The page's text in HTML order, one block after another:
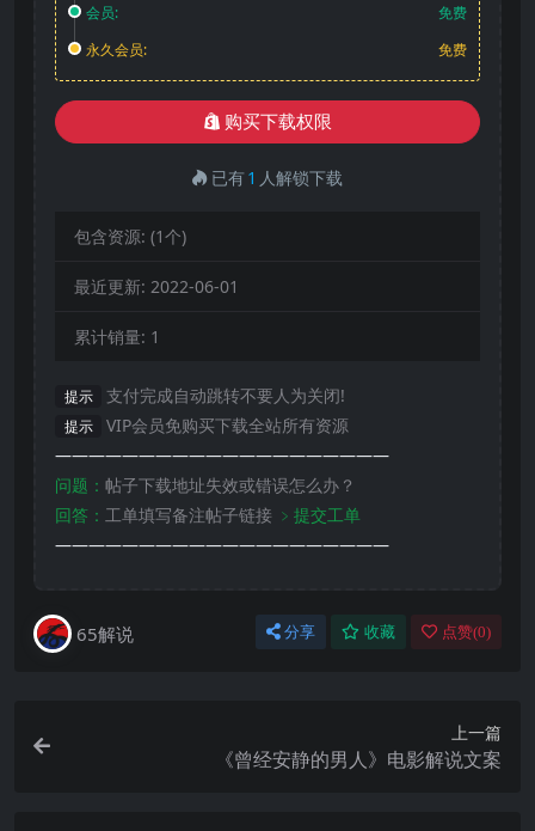
会员:
免费
永久会员:
免费
购买下载权限
已有1 人解锁下载
包含资源: (1个)
最近更新: 2022-06-01
累计销量: 1
提示 支付完成自动跳转不要人为关闭!
提示
VIP会员免购买下载全站所有资源
————————————————————
问题： 帖子下载地址失效或错误怎么办？
回答： 工单填写备注帖子链接 ﹥提交工单
————————————————————
65解说 分享 收藏 点赞(0)
上一篇
《曾经安静的男人》电影解说文案